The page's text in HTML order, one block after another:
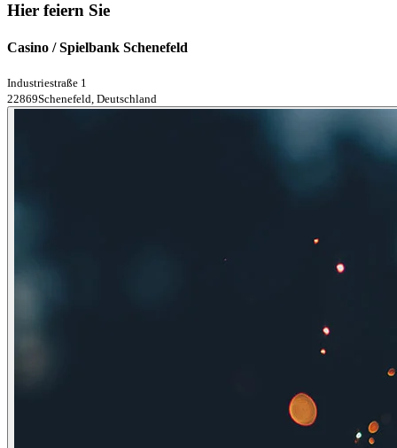
Hier feiern Sie
Casino / Spielbank Schenefeld
Industriestraße 1
22869Schenefeld, Deutschland